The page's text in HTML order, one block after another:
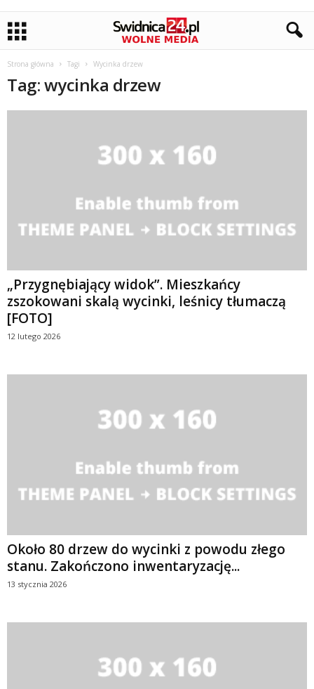
Strona główna Tagi Wycinka drzew
Tag: wycinka drzew
„Przygnębiający widok”. Mieszkańcy
zszokowani skalą wycinki, leśnicy tłumaczą
[FOTO]
12 lutego 2026
Około 80 drzew do wycinki z powodu złego
stanu. Zakończono inwentaryzację...
13 stycznia 2026